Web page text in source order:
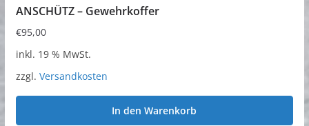
ANSCHÜTZ – Gewehrkoffer
€95,00
inkl. 19 % MwSt.
zzgl. Versandkosten
In den Warenkorb